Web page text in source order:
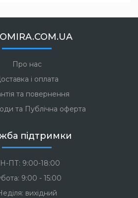
Про нас
і оплата
та повернення
та Публічна оферта
підтримки
ПТ: 9:00-18:00
9:00 - 15:00
вихідний